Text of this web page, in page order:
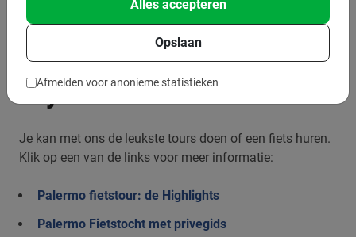
Opslaan
Alles accepteren
Afmelden voor anonieme statistieken
Fietsen in Palermo met
Baja Bikes
Je kan met ons de leukste tours doen of een fiets huren.
Klik op een van de links voor meer informatie:
Palermo fietstour: de Highlights
Palermo Fietstocht met privegids